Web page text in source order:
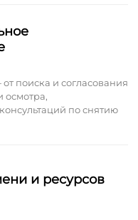
поиска и согласования
осмотра,
по снятию
и ресурсов